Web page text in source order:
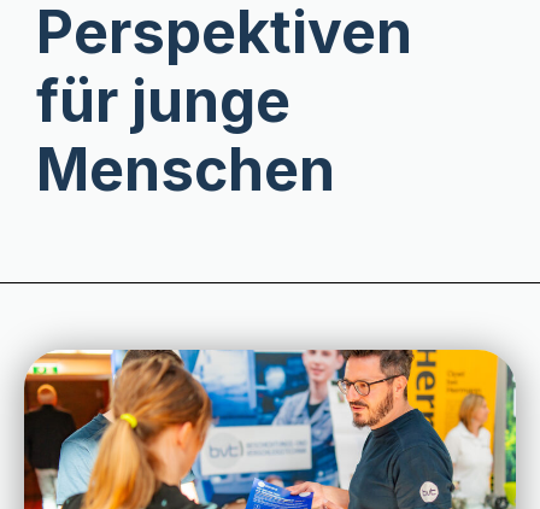
Perspektiven
für junge
Menschen